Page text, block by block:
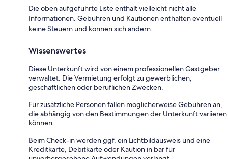
Die oben aufgeführte Liste enthält vielleicht nicht alle
Informationen. Gebühren und Kautionen enthalten eventuell
keine Steuern und können sich ändern.
Wissenswertes
Diese Unterkunft wird von einem professionellen Gastgeber
verwaltet. Die Vermietung erfolgt zu gewerblichen,
geschäftlichen oder beruflichen Zwecken.
Für zusätzliche Personen fallen möglicherweise Gebühren an,
die abhängig von den Bestimmungen der Unterkunft variieren
können.
Beim Check-in werden ggf. ein Lichtbildausweis und eine
Kreditkarte, Debitkarte oder Kaution in bar für